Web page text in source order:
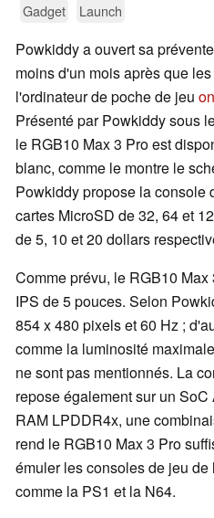
Gadget
Launch
Powkiddy a ouvert sa
moins d'un mois après que
l'ordinateur de poche de jeu
Présenté par Powkiddy sous
le RGB10 Max 3 Pro est
blanc, comme le montre le
Powkiddy propose la console
cartes MicroSD de 32, 64 et
de 5, 10 et 20 dollars
Comme prévu, le RGB10
IPS de 5 pouces. Selon
854 x 480 pixels et 60 Hz ;
comme la luminosité
ne sont pas mentionnés. La
repose également sur un
RAM LPDDR4x, une
rend le RGB10 Max 3 Pro
émuler les consoles de jeu
comme la PS1 et la N64.